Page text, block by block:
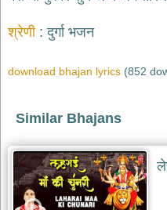
miscellaneous
bhajans
भजन
बालक
नाथ
भजन
baba
balak
श्रेणी दुर्गा भजन
download bhajan lyrics (852
Similar Bhajans